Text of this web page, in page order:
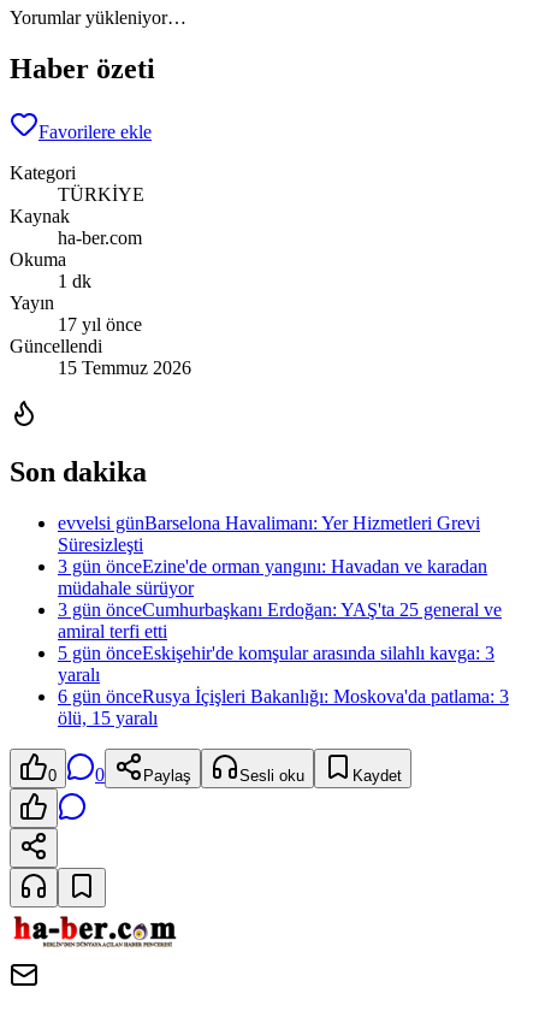
Yorumlar yükleniyor…
Haber özeti
Favorilere ekle
Kategori
TÜRKİYE
Kaynak
ha-ber.com
Okuma
1 dk
Yayın
17 yıl önce
Güncellendi
15 Temmuz 2026
Son dakika
evvelsi günBarselona Havalimanı: Yer Hizmetleri Grevi
Süresizleşti
3 gün önceEzine'de orman yangını: Havadan ve karadan
müdahale sürüyor
3 gün önceCumhurbaşkanı Erdoğan: YAŞ'ta 25 general ve
amiral terfi etti
5 gün önceEskişehir'de komşular arasında silahlı kavga: 3
yaralı
6 gün önceRusya İçişleri Bakanlığı: Moskova'da patlama: 3
ölü, 15 yaralı
0 0 Paylaş Sesli oku Kaydet